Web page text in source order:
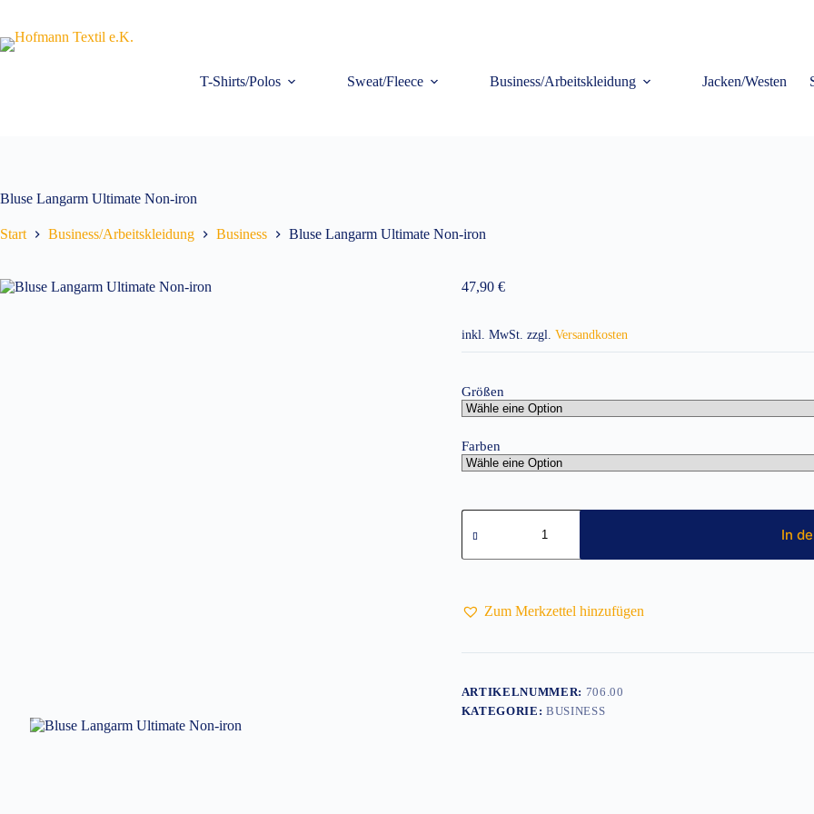
springen
T-Shirts/Polos Sweat/Fleece Business/Arbeitskleidung Jacken/Westen
Bluse Langarm Ultimate Non-iron
Start Business/Arbeitskleidung Business Bluse Langarm Ultimate Non-iron
47,90 €
inkl. MwSt. zzgl. Versandkosten
Größen
Farben
Bluse
Langarm
Non-
In
Zum Merkzettel hinzufügen
ARTIKELNUMMER: 706.00
KATEGORIE: BUSINESS